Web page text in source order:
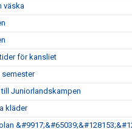
väska
för kansliet
semester
Juniorlandskampen
kläder